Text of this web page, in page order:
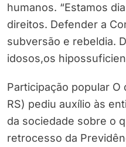
humanos. “Estamos
direitos. Defender a
subversão e rebeldia.
idosos,os
Participação popular
RS) pediu auxílio às
da sociedade sobre o
retrocesso da